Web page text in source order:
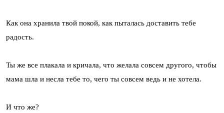
Как она хранила твой покой, как пыталась доставить тебе
радость.
Ты же все плакала и кричала, что желала совсем другого, чтобы
мама шла и несла тебе то, чего ты совсем ведь и не хотела.
И что же?